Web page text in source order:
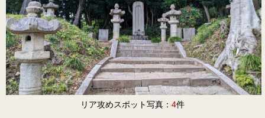
リア攻めスポット写真： 4件